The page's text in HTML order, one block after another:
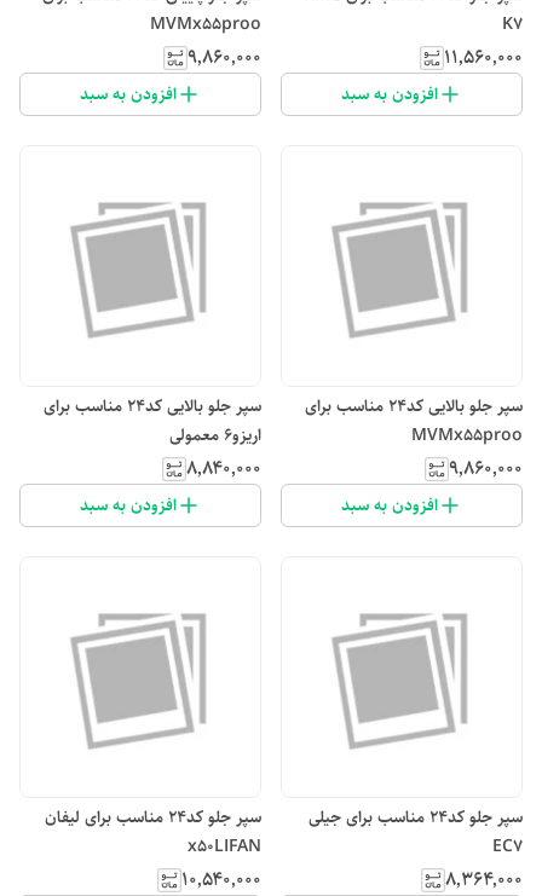
K7
۱۱٬۵۶۰٬۰۰۰
افزودن به سبد
MVMx55proo
۹٬۸۶۰٬۰۰۰
افزودن به سبد
سپر جلو بالایی کد۲۴ مناسب برای
MVMx55proo
۹٬۸۶۰٬۰۰۰
افزودن به سبد
سپر جلو بالایی کد۲۴ مناسب برای
اریزو۶ معمولی
۸٬۸۴۰٬۰۰۰
افزودن به سبد
سپر جلو کد۲۴ مناسب برای جیلی
EC7
۸٬۳۶۴٬۰۰۰
سپر جلو کد۲۴ مناسب برای لیفان
x50LIFAN
۱۰٬۵۴۰٬۰۰۰